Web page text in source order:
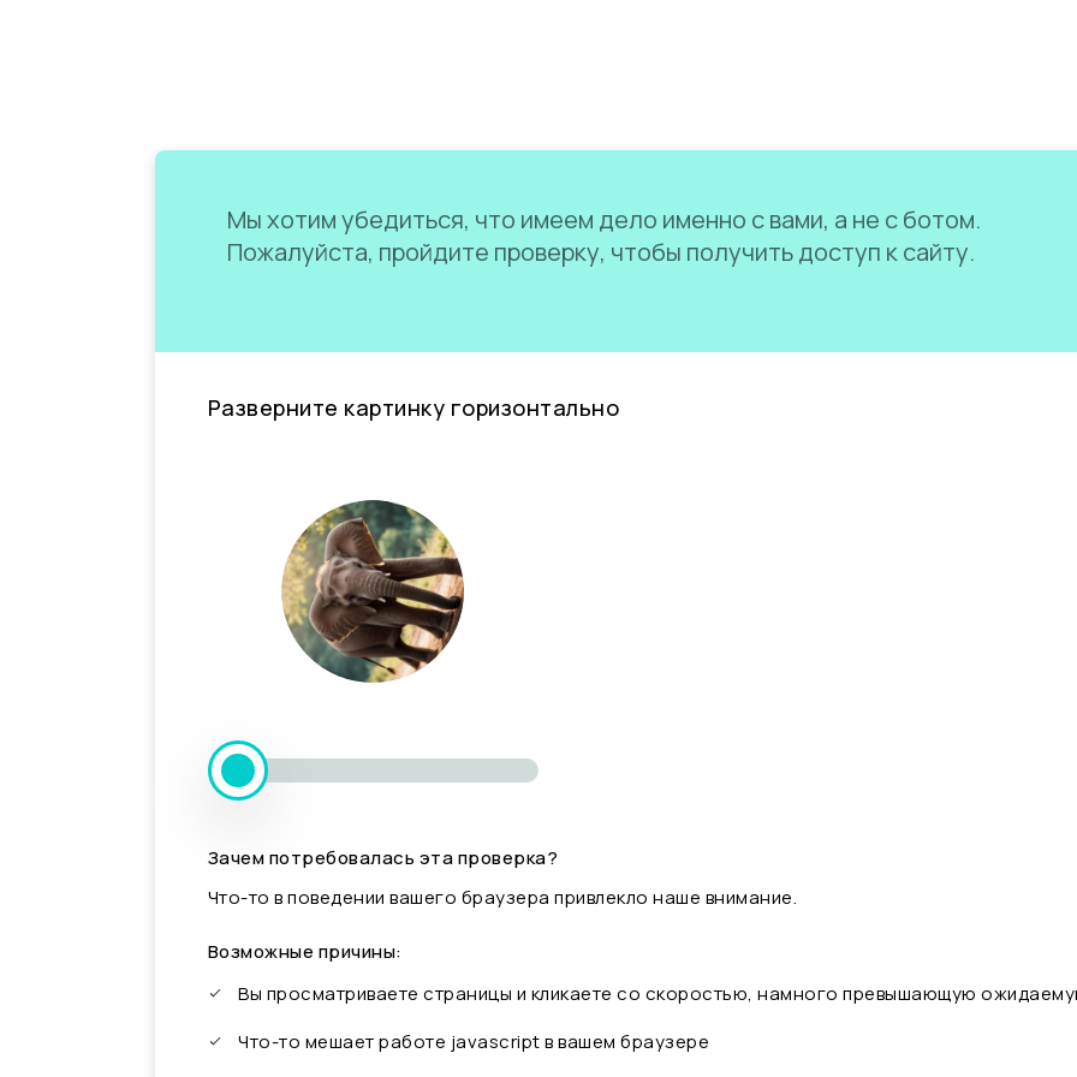
Мы хотим убедиться, что имеем дело именно с вами, а не с ботом.
Пожалуйста, пройдите проверку, чтобы получить доступ к сайту.
Разверните картинку горизонтально
Зачем потребовалась эта проверка?
Что-то в поведении вашего браузера привлекло наше внимание.
Возможные причины:
Вы просматриваете страницы и кликаете со скоростью, намного превышающую
Что-то мешает работе javascript в вашем браузере